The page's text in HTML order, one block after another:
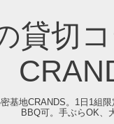
貸切
基地CRANDS。1日1組
BBQ可。手ぶらOK、